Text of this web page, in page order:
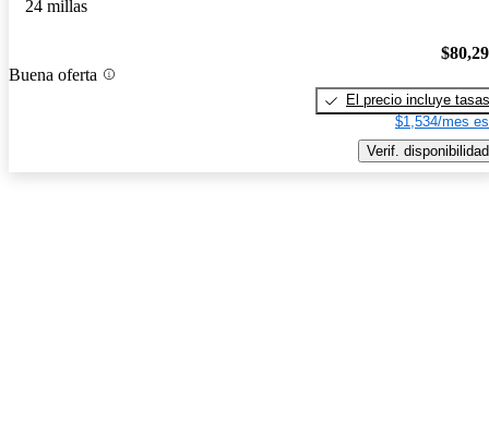
24 millas
Buena oferta
El precio incluye tasas
$1,534/mes
Verif. disponibilidad